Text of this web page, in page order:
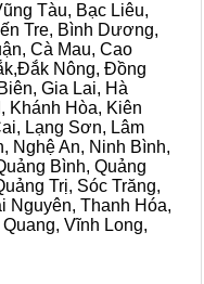
Tàu, Bạc Liêu,
Tre, Bình Dương,
Cà Mau, Cao
Nông, Đồng
Gia Lai, Hà
Khánh Hòa, Kiên
Lạng Sơn, Lâm
Nghệ An, Ninh Bình,
Bình, Quảng
Trị, Sóc Trăng,
Nguyên, Thanh Hóa,
Vĩnh Long,